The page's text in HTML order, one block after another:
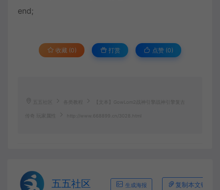
end;
收藏 (0) 打赏 点赞 (0)
五五社区 各类教程 【文本】GowLom2战神引擎战神引擎复古
传奇 玩家属性 http://www.668899.cn/3028.html
五五社区 生成海报 复制本文链接